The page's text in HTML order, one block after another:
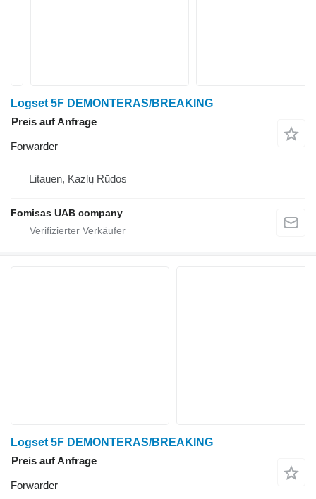
Logset 5F DEMONTERAS/BREAKING
Preis auf Anfrage
Forwarder
Litauen, Kazlų Rūdos
Fomisas UAB company
Logset 5F DEMONTERAS/BREAKING
Preis auf Anfrage
Forwarder